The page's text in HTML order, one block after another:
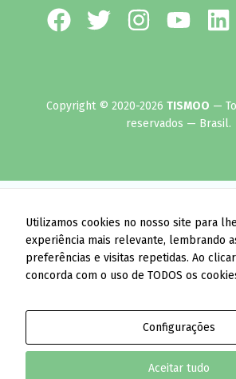
Copyright © 2020-2026 TISMOO —
reservados — Brasil.
Utilizamos cookies no nosso site para
experiência mais relevante, lembrando
preferências e visitas repetidas. Ao clicar
concorda com o uso de TODOS os
Configurações
Aceitar tudo